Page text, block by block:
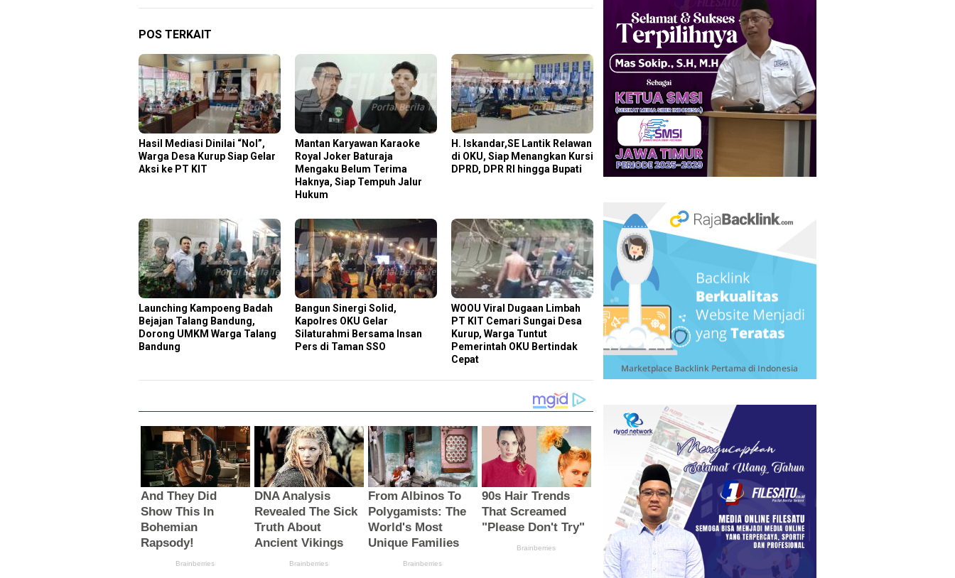
POS TERKAIT
Hasil Mediasi Dinilai “Nol”,
Warga Desa Kurup Siap Gelar
Aksi ke PT KIT
Mantan Karyawan Karaoke
Royal Joker Baturaja
Mengaku Belum Terima
Haknya, Siap Tempuh Jalur
Hukum
H. Iskandar,SE Lantik Relawan
di OKU, Siap Menangkan Kursi
DPRD, DPR RI hingga Bupati
Launching Kampoeng Badah
Bejajan Talang Bandung,
Dorong UMKM Warga Talang
Bandung
Bangun Sinergi Solid,
Kapolres OKU Gelar
Silaturahmi Bersama Insan
Pers di Taman SSO
WOOU Viral Dugaan Limbah
PT KIT Cemari Sungai Desa
Kurup, Warga Tuntut
Pemerintah OKU Bertindak
Cepat